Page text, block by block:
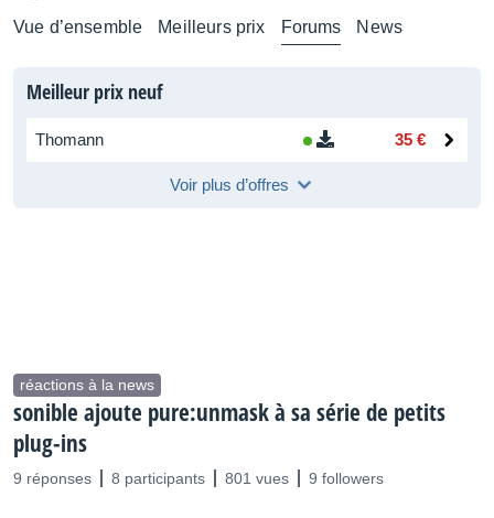
Vue d’ensemble Meilleurs prix Forums News
Meilleur prix neuf
Thomann 35 €
Voir plus d’offres
réactions à la news
sonible ajoute pure:unmask à sa série de petits
plug-ins
9 réponses 8 participants 801 vues 9 followers